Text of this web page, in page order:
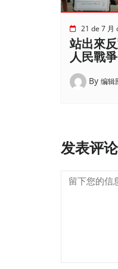
21 de 7 月
站出來
人民戰爭
By 编辑
发表评论